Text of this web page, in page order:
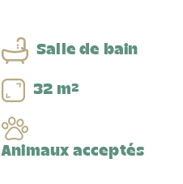
Salle de bain
32 m²
Animaux acceptés